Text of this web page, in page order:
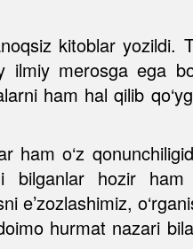
kitoblar yozildi.
merosga ega
ham hal qilib
ham o‘z
bilganlar hozir ham
e’zozlashimiz,
hurmat nazari